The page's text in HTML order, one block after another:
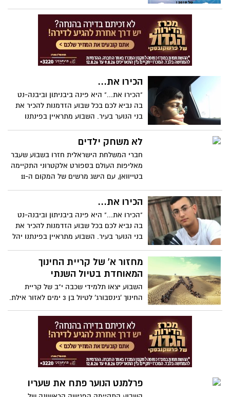
לרוץ...
הכירו את...
"הכירו את..." היא פינה ביבניתון וביבנה-נט
בה נביא לכם בכל שבוע הזדמנות להכיר את
בני הנוער בעיר. השבוע מתראיין בפינתנו
לא משחק ילדים
חברי המשלחת הישראלית חזרו בשבוע שעבר
מאליפות העולם בספורט אלקטרוני התקיימה
בטייוואן, עם הישג מרשים של המקום ה-11
היוקרתית. בין חברי הנבחרת גם רועי קמחי בן
למשחקי המחשב והחשיבות בהכרת התחום
על ידי המדינה כענף ספורט לכל דבר ועניין
הכירו את...
"הכירו את..." היא פינה ביבניתון וביבנה-נט
בה נביא לכם בכל שבוע הזדמנות להכיר את
בני הנוער בעיר. השבוע מתראיין בפינתנו יהל
מחזור א' של קריית החינוך
המאוחדת בטיול השנתי
השבוע יצאו תלמידי שכבה י"ב של קריית
החינוך 'גינסבורג' לטיול בן 3 ימים לאזור אילת.
אומרים שתמונה אחת שווה אלף מילים, אז
כמה שווה הקליפ היפהפה הזה שהם יצרו?
פרלמנט הנוער פתח את שעריו